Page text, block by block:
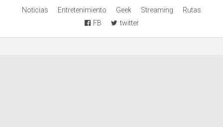
Noticias Entretenimiento Geek Streaming
Rutas
FB
twitter